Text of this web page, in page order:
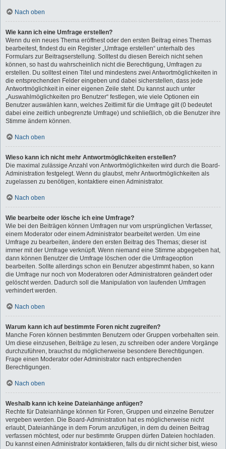
Nach oben
Wie kann ich eine Umfrage erstellen?
Wenn du ein neues Thema eröffnest oder den ersten Beitrag eines Themas
bearbeitest, findest du ein Register „Umfrage erstellen“ unterhalb des
Formulars zur Beitragserstellung. Solltest du diesen Bereich nicht sehen
können, so hast du wahrscheinlich nicht die Berechtigung, Umfragen zu
erstellen. Du solltest einen Titel und mindestens zwei Antwortmöglichkeiten in
die entsprechenden Felder eingeben und dabei sicherstellen, dass jede
Antwortmöglichkeit in einer eigenen Zeile steht. Du kannst auch unter
„Auswahlmöglichkeiten pro Benutzer“ festlegen, wie viele Optionen ein
Benutzer auswählen kann, welches Zeitlimit für die Umfrage gilt (0 bedeutet
dabei eine zeitlich unbegrenzte Umfrage) und schließlich, ob die Benutzer ihre
Stimme ändern können.
Nach oben
Wieso kann ich nicht mehr Antwortmöglichkeiten erstellen?
Die maximal zulässige Anzahl von Antwortmöglichkeiten wird durch die Board-
Administration festgelegt. Wenn du glaubst, mehr Antwortmöglichkeiten als
zugelassen zu benötigen, kontaktiere einen Administrator.
Nach oben
Wie bearbeite oder lösche ich eine Umfrage?
Wie bei den Beiträgen können Umfragen nur vom ursprünglichen Verfasser,
einem Moderator oder einem Administrator bearbeitet werden. Um eine
Umfrage zu bearbeiten, ändere den ersten Beitrag des Themas; dieser ist
immer mit der Umfrage verknüpft. Wenn niemand eine Stimme abgegeben hat,
dann können Benutzer die Umfrage löschen oder die Umfrageoption
bearbeiten. Sollte allerdings schon ein Benutzer abgestimmt haben, so kann
die Umfrage nur noch von Moderatoren oder Administratoren geändert oder
gelöscht werden. Dadurch soll die Manipulation von laufenden Umfragen
verhindert werden.
Nach oben
Warum kann ich auf bestimmte Foren nicht zugreifen?
Manche Foren können bestimmten Benutzern oder Gruppen vorbehalten sein.
Um diese einzusehen, Beiträge zu lesen, zu schreiben oder andere Vorgänge
durchzuführen, brauchst du möglicherweise besondere Berechtigungen.
Frage einen Moderator oder Administrator nach entsprechenden
Berechtigungen.
Nach oben
Weshalb kann ich keine Dateianhänge anfügen?
Rechte für Dateianhänge können für Foren, Gruppen und einzelne Benutzer
vergeben werden. Die Board-Administration hat es möglicherweise nicht
erlaubt, Dateianhänge in dem Forum anzufügen, in dem du deinen Beitrag
verfassen möchtest, oder nur bestimmte Gruppen dürfen Dateien hochladen.
Du kannst einen Administrator kontaktieren, falls du dir nicht sicher bist, wieso